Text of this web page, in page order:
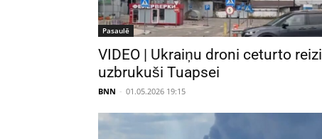
Pasaulē
VIDEO | Ukraiņu droni ceturto reizi
uzbrukuši Tuapsei
BNN - 01.05.2026 19:15